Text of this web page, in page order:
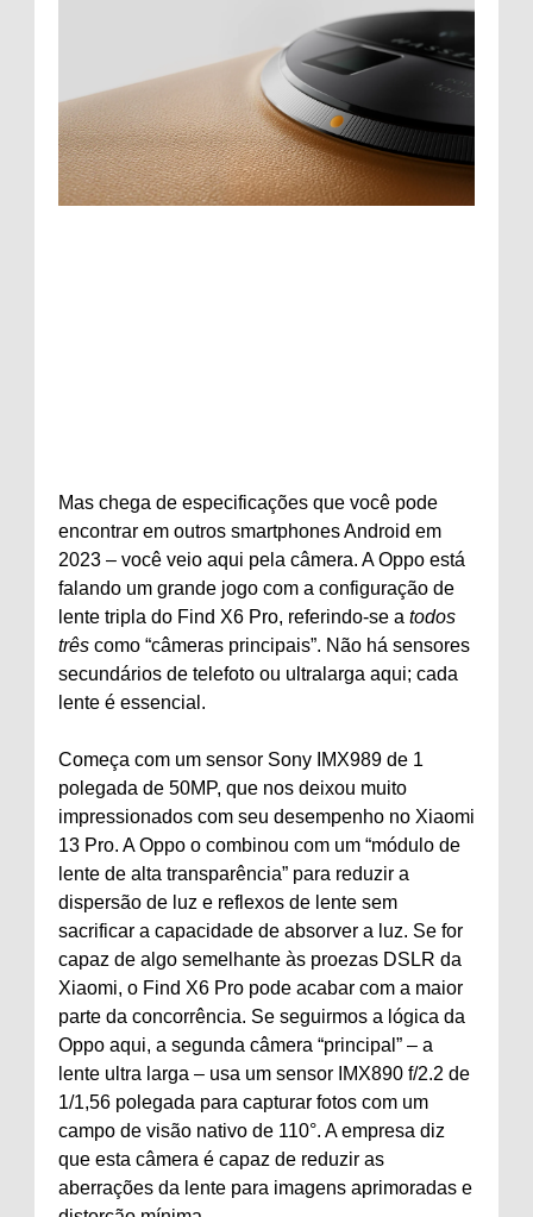
Mas chega de especificações que você pode
encontrar em outros smartphones Android em
2023 – você veio aqui pela câmera. A Oppo está
falando um grande jogo com a configuração de
lente tripla do Find X6 Pro, referindo-se a todos
três como “câmeras principais”. Não há sensores
secundários de telefoto ou ultralarga aqui; cada
lente é essencial.
Começa com um sensor Sony IMX989 de 1
polegada de 50MP, que nos deixou muito
impressionados com seu desempenho no Xiaomi
13 Pro. A Oppo o combinou com um “módulo de
lente de alta transparência” para reduzir a
dispersão de luz e reflexos de lente sem
sacrificar a capacidade de absorver a luz. Se for
capaz de algo semelhante às proezas DSLR da
Xiaomi, o Find X6 Pro pode acabar com a maior
parte da concorrência. Se seguirmos a lógica da
Oppo aqui, a segunda câmera “principal” – a
lente ultra larga – usa um sensor IMX890 f/2.2 de
1/1,56 polegada para capturar fotos com um
campo de visão nativo de 110°. A empresa diz
que esta câmera é capaz de reduzir as
aberrações da lente para imagens aprimoradas e